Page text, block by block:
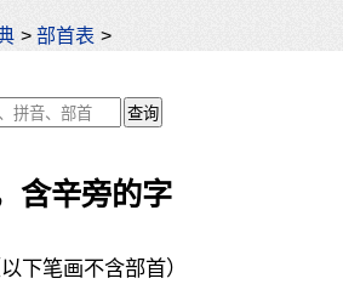
>部首表 >
含辛旁的字
以下笔画不含部首）